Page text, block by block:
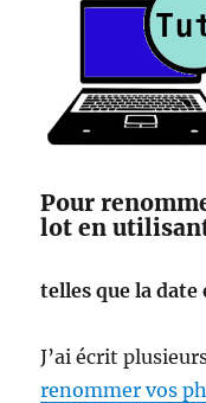
Pour
lot en
telles que la
J’ai écrit
renommer vos